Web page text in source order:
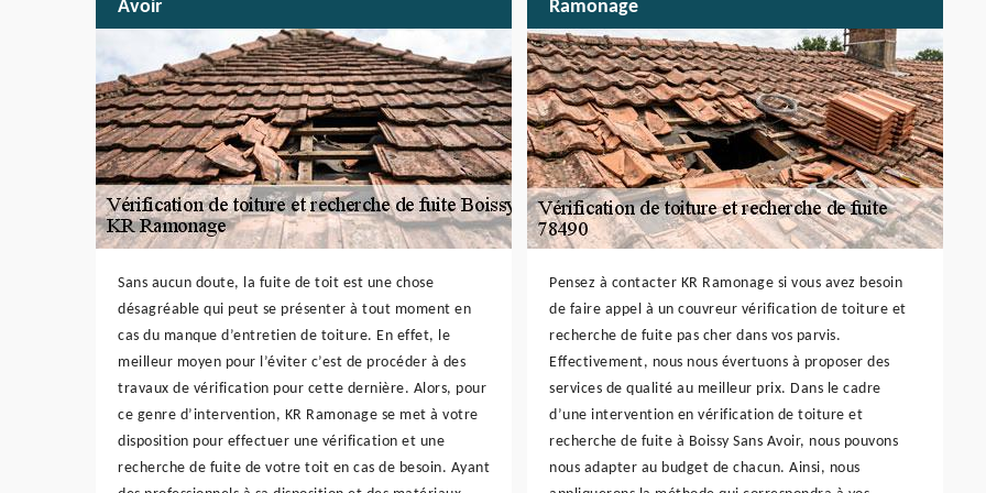
Avoir
Sans aucun doute, la fuite de toit est une chose
désagréable qui peut se présenter à tout moment en
cas du manque d’entretien de toiture. En effet, le
meilleur moyen pour l’éviter c’est de procéder à des
travaux de vérification pour cette dernière. Alors, pour
ce genre d’intervention, KR Ramonage se met à votre
disposition pour effectuer une vérification et une
recherche de fuite de votre toit en cas de besoin. Ayant
Ramonage
Pensez à contacter KR Ramonage si vous avez besoin
de faire appel à un couvreur vérification de toiture et
recherche de fuite pas cher dans vos parvis.
Effectivement, nous nous évertuons à proposer des
services de qualité au meilleur prix. Dans le cadre
d’une intervention en vérification de toiture et
recherche de fuite à Boissy Sans Avoir, nous pouvons
nous adapter au budget de chacun. Ainsi, nous